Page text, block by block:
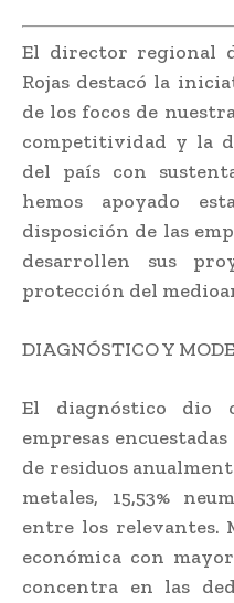
El director regional
Rojas destacó la
de los focos de
competitividad y la
del país con
hemos apoyado
disposición de las
desarrollen sus
protección del
DIAGNÓSTICO Y
El diagnóstico dio
empresas
de residuos
metales, 15,53%
entre los relevantes.
económica con
concentra en las